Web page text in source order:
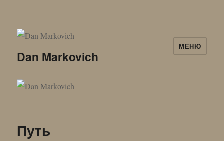
Dan Markovich
МЕНЮ
Путь